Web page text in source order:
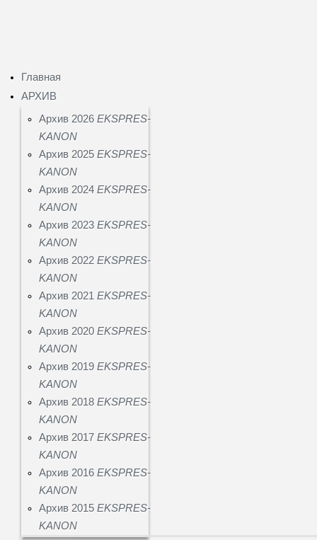
Главная
АРХИВ
Архив 2026 EKSPRES-
KANON
Архив 2025 EKSPRES-
KANON
Архив 2024 EKSPRES-
KANON
Архив 2023 EKSPRES-
KANON
Архив 2022 EKSPRES-
KANON
Архив 2021 EKSPRES-
KANON
Архив 2020 EKSPRES-
KANON
Архив 2019 EKSPRES-
KANON
Архив 2018 EKSPRES-
KANON
Архив 2017 EKSPRES-
KANON
Архив 2016 EKSPRES-
KANON
Архив 2015 EKSPRES-
KANON